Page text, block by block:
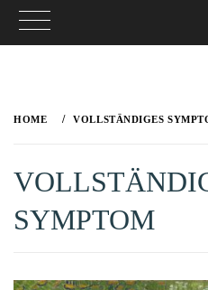
HOME VOLLSTÄNDIGES
SYMPTOM